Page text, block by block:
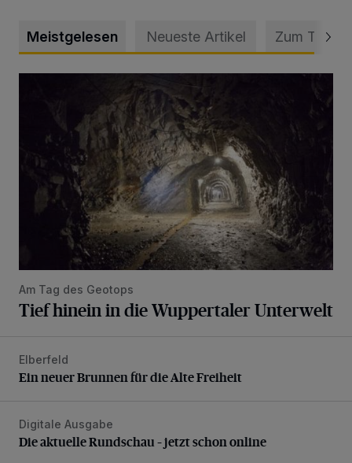
Meistgelesen Neueste Artikel Zum Thema
Am Tag des Geotops
Tief hinein in die Wuppertaler Unterwelt
Ein neuer Brunnen für die Alte Freiheit
Elberfeld
Ein neuer Brunnen für die Alte Freiheit
Die aktuelle Rundschau – jetzt schon online
Digitale Ausgabe
Die aktuelle Rundschau – jetzt schon online